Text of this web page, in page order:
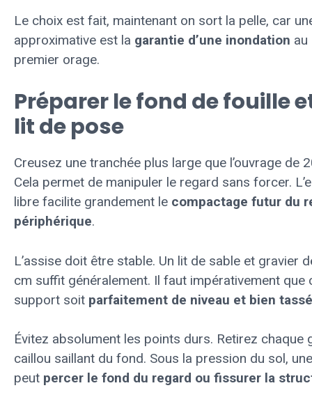
Le choix est fait, maintenant on sort la pelle, car
approximative est la garantie d’une inondation au
premier orage.
Préparer le fond de fouille
lit de pose
Creusez une tranchée plus large que l’ouvrage de
Cela permet de manipuler le regard sans forcer.
libre facilite grandement le compactage futur du
périphérique.
L’assise doit être stable. Un lit de sable et gravier
cm suffit généralement. Il faut impérativement que
support soit parfaitement de niveau et bien tassé
Évitez absolument les points durs. Retirez chaque
caillou saillant du fond. Sous la pression du sol,
peut percer le fond du regard ou fissurer la